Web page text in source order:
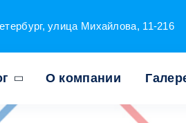
улица Михайлова, 11-216
О компании